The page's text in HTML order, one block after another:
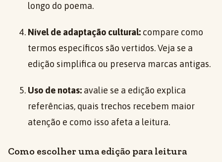
longo do poema.
Nível de adaptação cultural: compare como
termos específicos são vertidos. Veja se a
edição simplifica ou preserva marcas antigas.
Uso de notas: avalie se a edição explica
referências, quais trechos recebem maior
atenção e como isso afeta a leitura.
Como escolher uma edição para leitura